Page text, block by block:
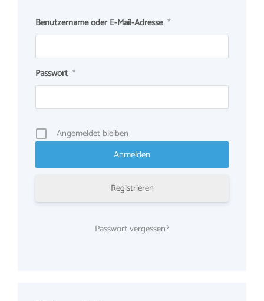
Benutzername oder E-Mail-Adresse *
Passwort *
Angemeldet bleiben
Registrieren
Passwort vergessen?